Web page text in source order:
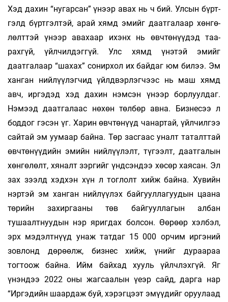
Хэд дахин “нугарсан” үнээр авах нь ч бий. Улсын бүрт­
гэлд бүртгэлтэй, арай хямд эмийг даатгалаар хөн­гө­
лөлттэй үнээр авахаар ихэнх нь өвчтөнүүдэд таа­
рахгүй, үйл­чилдэггүй. Улс хямд үнэтэй эмийг
даатгалаар “шахах” сонирхол их байдаг юм билээ. Эм
ханган ний­лүүлэгчид үйлдвэрлэгчээс нь маш хямд
авч, ир­гэдэд хэд дахин нэмсэн үнээр борлуулдаг.
Нэмээд даатгалаас нөхөн төлбөр авна. Бизнесээ л
боддог гэсэн үг. Харин өвчтөнүүд чанартай, үйл­чилгээ
сайтай эм уумаар байна. Төр зас­гаас уналт таталттай
өвчтөнүүдийн эмийн ний­лүүлэлт, түгээлт, даатгалын
хөнгөлөлт, хяналт зэргийг үндсэндээ хөсөр хаясан. Эл
зах зээлд хэд­хэн хүн л тоглолт хийж байна. Хувийн
нэр­тэй эм ханган нийлүүлэх байгууллагуудын цаана
төрийн захиргааны төв байгууллагын ал­бан
тушаалтнуудын нэр яригдах болсон. Өөрөөр хэл­бэл,
эрх мэдэлтнүүд унаж татдаг 15 000 ор­чим иргэний
зовлонд дөрөөлж, биз­нес хийж, үнийг дураараа
тогтоож байна. Ийм бай­хад хууль үйлчлэхгүй. Яг
үнэндээ 2022 оны жаг­саалын үеэр сайд, дарга нар
“Иргэдийн шаардаж буй, хэрэгцээт эмүүдийг оруулаад